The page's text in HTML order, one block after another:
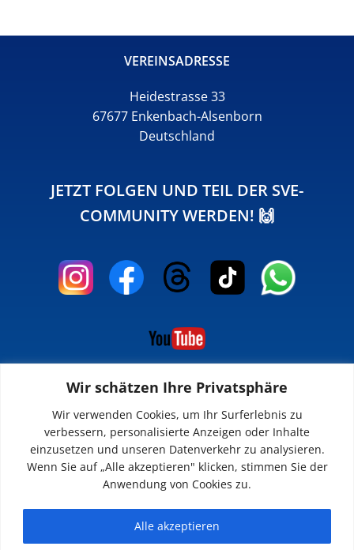
Wir schätzen Ihre Privatsphäre
Wir verwenden Cookies, um Ihr Surferlebnis zu
verbessern, personalisierte Anzeigen oder Inhalte
einzusetzen und unseren Datenverkehr zu analysieren.
Wenn Sie auf „Alle akzeptieren" klicken, stimmen Sie der
Anwendung von Cookies zu.
Alle akzeptieren
VEREINSADRESSE
Heidestrasse 33
67677 Enkenbach-Alsenborn
Deutschland
JETZT FOLGEN UND TEIL DER SVE-
COMMUNITY WERDEN! 🙌
INFOS
Impressum
Datenschutz
Kontakt